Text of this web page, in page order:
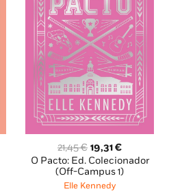
21,45€ O
preço
original
era:
19,31€O
preço
atual
O Pacto: Ed. Colecionador
(Off-Campus 1)
Elle Kennedy